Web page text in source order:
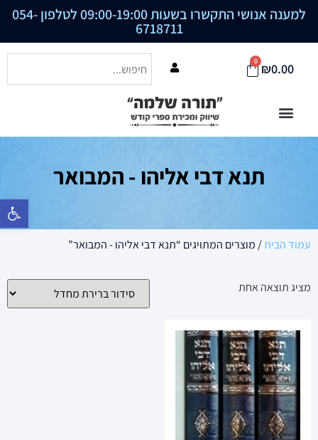
פתח סרגל
למענה אנושי התקשרו בשעות 09:00-19:00 לטלפון 054-
6718711
₪0.00
0
תנא דבי אליהו - המבואר
עמוד הבית/ מוצרים המתויגים “תנא דבי אליהו - המבואר”
מציג תוצאה אחת